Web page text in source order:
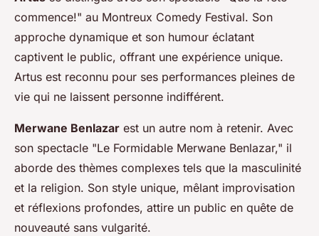
commence!" au Montreux Comedy Festival. Son
approche dynamique et son humour éclatant
captivent le public, offrant une expérience unique.
Artus est reconnu pour ses performances pleines de
vie qui ne laissent personne indifférent.
Merwane Benlazar est un autre nom à retenir. Avec
son spectacle "Le Formidable Merwane Benlazar," il
aborde des thèmes complexes tels que la masculinité
et la religion. Son style unique, mêlant improvisation
et réflexions profondes, attire un public en quête de
nouveauté sans vulgarité.